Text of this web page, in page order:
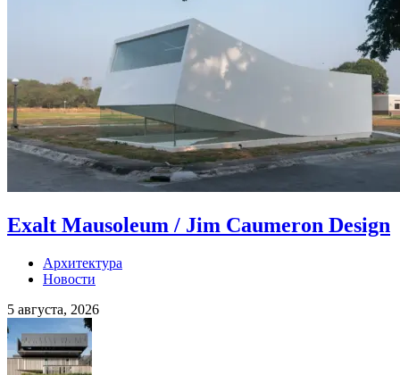
Exalt Mausoleum / Jim Caumeron Design
Архитектура
Новости
5 августа, 2026